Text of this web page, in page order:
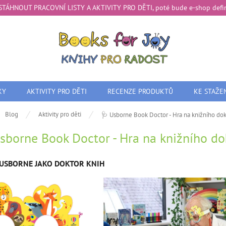
PRACOVNÍ LISTY A AKTIVITY PRO DĚTI, poté bude e-shop
AKTIVITY PRO DĚTI RECENZE PRODUKTŮ KE
Blog Aktivity pro děti 🩺 Usborne Book Doctor - Hra na knižního
Book Doctor - Hra na knižního
JAKO DOKTOR KNIH